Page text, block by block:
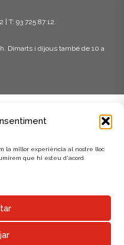
la millor experiència al nostre lloc
que hi esteu d'acord.
T: 93 725 87 12.
Dimarts i dijous també de 10 a